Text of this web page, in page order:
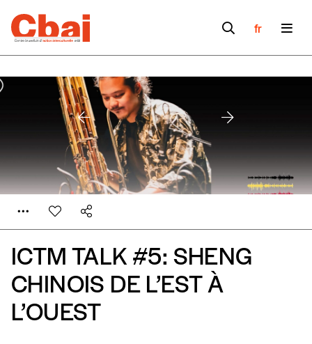
fr
ICTM TALK #5: SHENG
CHINOIS DE L’EST À
L’OUEST